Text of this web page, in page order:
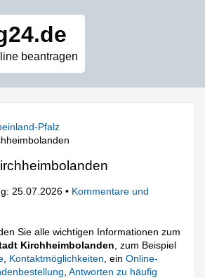
beantragen
Pfalz
25.07.2026 • Kommentare und
Sie alle wichtigen Informationen zum
Kirchheimbolanden , zum Beispiel
Kontaktmöglichkeiten , einOnline-
,Antworten zu häufig